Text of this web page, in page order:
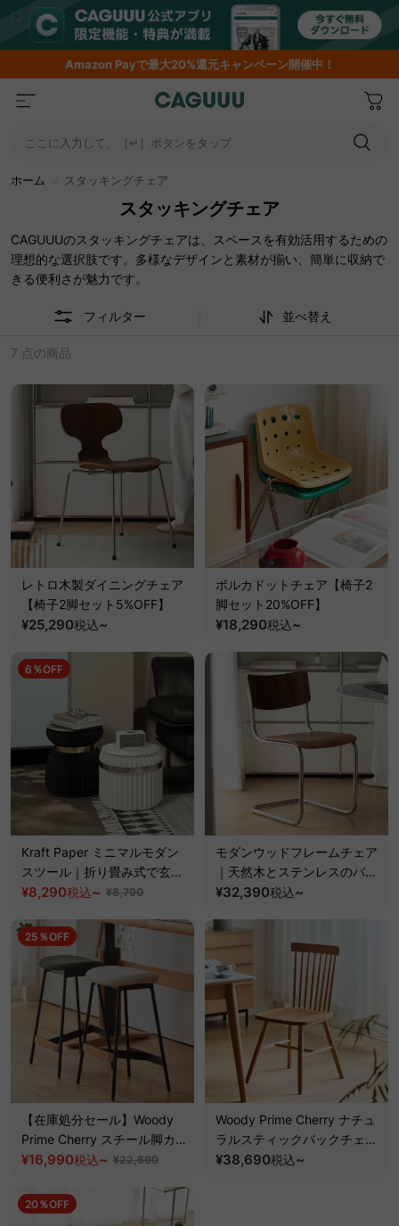
AmazonPayで最大20%還元キャンペーン開催中！
ここに入力して、［↵］ボタンをタップ
ホーム スタッキングチェア
スタッキングチェア
CAGUUUのスタッキングチェアは、スペースを有効活用するための
理想的な選択肢です。多様なデザインと素材が揃い、簡単に収納で
きる便利さが魅力です。
フィルター 並べ替え
7 点の商品
レトロ木製ダイニングチェア
【椅子2脚セット5%OFF】
¥25,290税込~
ポルカドットチェア【椅子2
脚セット20%OFF】
¥18,290税込~
6％OFF
Kraft Paper ミニマルモダン
スツール｜折り畳み式で玄関
やリビングですぐに使えるミ
¥8,290税込~ ¥8,790
モダンウッドフレームチェア
｜天然木とステンレスのバラ
ンスが映えるデザイン【椅子
¥32,390税込~
25％OFF
【在庫処分セール】Woody
Prime Cherry スチール脚カ
ウンターチェア【高級天然チ
¥16,990税込~ ¥22,690
Woody Prime Cherry ナチュ
ラルスティックバックチェア
【高級天然チェリー材】【椅
¥38,690税込~
20％OFF